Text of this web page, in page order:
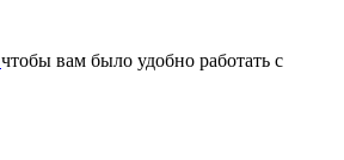
чтобы вам было удобно работать с